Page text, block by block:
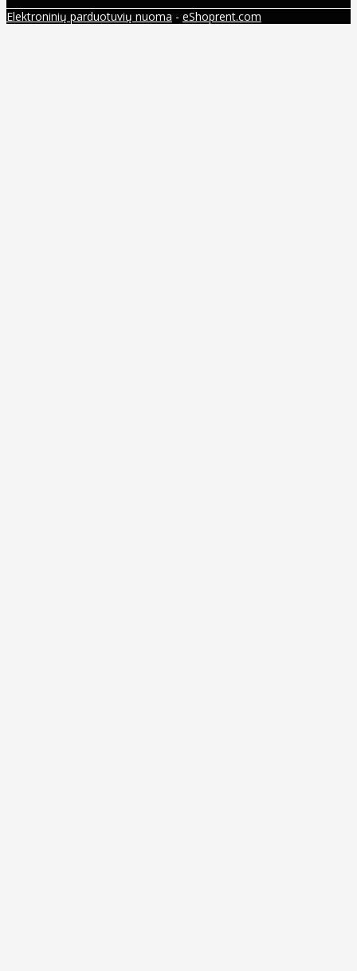
Elektroninių parduotuvių nuoma - eShoprent.com